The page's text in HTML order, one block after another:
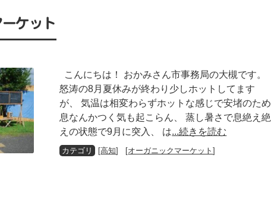
ケット
こんにちは！ おかみさん市事務局の大槻です。
怒涛の8月夏休みが終わり少しホットしてます
が、 気温は相変わらずホットな感じで安堵のため
息なんかつく気も起こらん、 蒸し暑さで息絶え絶
えの状態で9月に突入、 は...続きを読む
[高知] [オーガニックマーケット]